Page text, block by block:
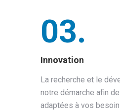
03.
Innovation
La recherche et le
notre démarche afin
adaptées à vos